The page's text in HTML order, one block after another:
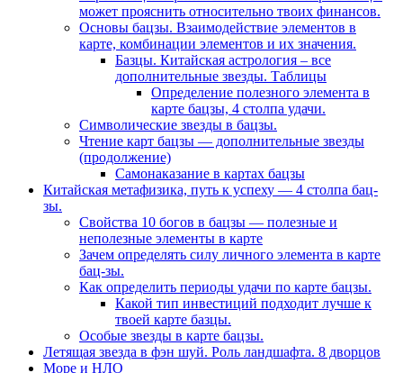
может прояснить относительно твоих финансов.
Основы бацзы. Взаимодействие элементов в
карте, комбинации элементов и их значения.
Базцы. Китайская астрология – все
дополнительные звезды. Таблицы
Определение полезного элемента в
карте бацзы, 4 столпа удачи.
Символические звезды в бацзы.
Чтение карт бацзы — дополнительные звезды
(продолжение)
Самонаказание в картах бацзы
Китайская метафизика, путь к успеху — 4 столпа бац-
зы.
Свойства 10 богов в бацзы — полезные и
неполезные элементы в карте
Зачем определять силу личного элемента в карте
бац-зы.
Как определить периоды удачи по карте бацзы.
Какой тип инвестиций подходит лучше к
твоей карте базцы.
Особые звезды в карте бацзы.
Летящая звезда в фэн шуй. Роль ландшафта. 8 дворцов
Море и НЛО